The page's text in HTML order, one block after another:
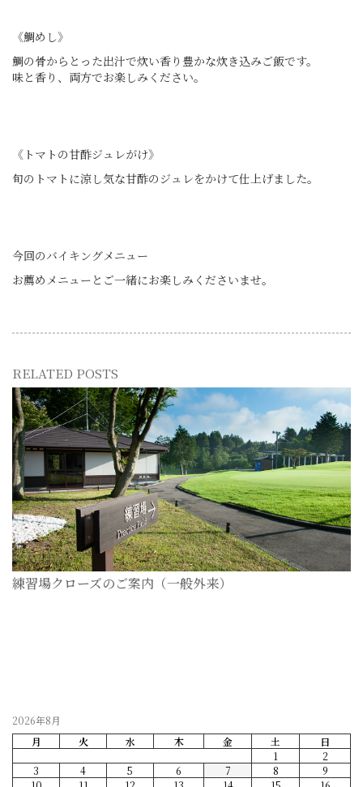
《鯛めし》
鯛の骨からとった出汁で炊い香り豊かな炊き込みご飯です。
味と香り、両方でお楽しみください。
《トマトの甘酢ジュレがけ》
旬のトマトに涼し気な甘酢のジュレをかけて仕上げました。
今回のバイキングメニュー
お薦めメニューとご一緒にお楽しみくださいませ。
RELATED POSTS
練習場クローズのご案内（一般外来）
2026年8月
月
火 水 木 金 土
日
1
2
3
4 5 6 7 8
9